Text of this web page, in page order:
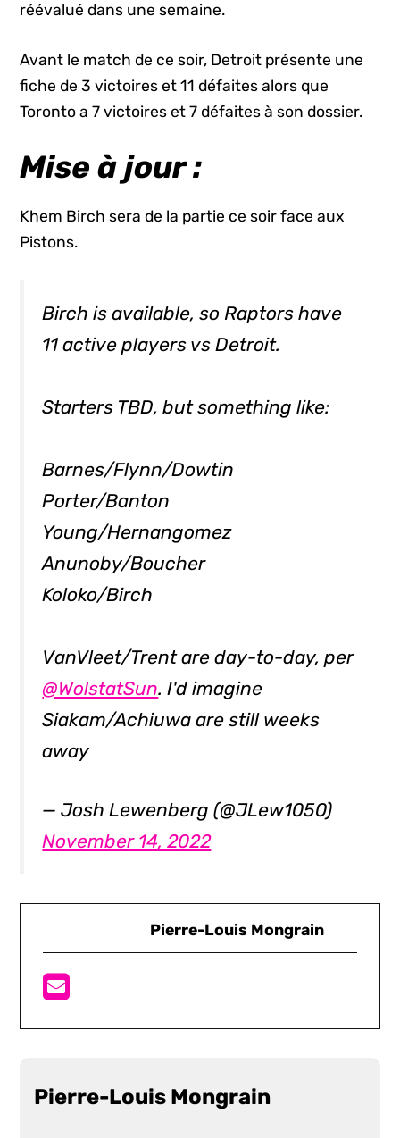
réévalué dans une semaine.
Avant le match de ce soir, Detroit présente une
fiche de 3 victoires et 11 défaites alors que
Toronto a 7 victoires et 7 défaites à son dossier.
Mise à jour :
Khem Birch sera de la partie ce soir face aux
Pistons.
Birch is available, so Raptors have
11 active players vs Detroit.
Starters TBD, but something like:
Barnes/Flynn/Dowtin
Porter/Banton
Young/Hernangomez
Anunoby/Boucher
Koloko/Birch
VanVleet/Trent are day-to-day, per
@WolstatSun. I'd imagine
Siakam/Achiuwa are still weeks
away
— Josh Lewenberg (@JLew1050)
November 14, 2022
Pierre-Louis Mongrain
Pierre-Louis Mongrain